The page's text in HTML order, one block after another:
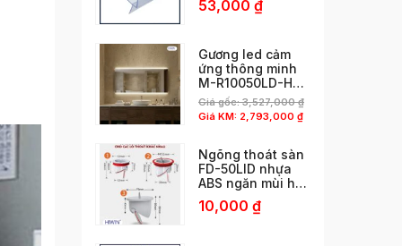
53,000 ₫
Gương led cảm
ứng thông minh
M-R10050LD-H
phun cát viền độc
đáo
Giá gốc:3,527,000₫
Giá KM: 2,793,000 ₫
Ngõng thoát sàn
FD-50LID nhựa
ABS ngăn mùi hôi
cống thoát nhanh
chống côn trùng
10,000 ₫